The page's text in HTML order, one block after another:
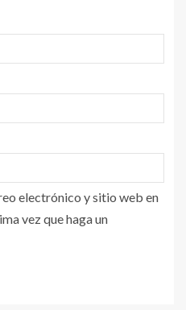
electrónico y sitio web en
vez que haga un